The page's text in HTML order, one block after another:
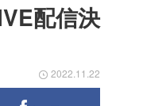
配信決
2022.11.22